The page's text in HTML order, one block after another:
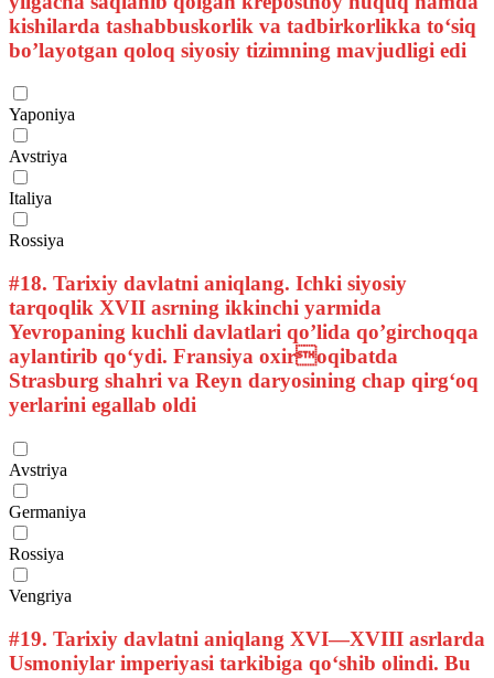
kishilarda tashabbuskorlik va tadbirkorlikka to‘siq
bo’layotgan qoloq siyosiy tizimning mavjudligi edi
Yaponiya
Avstriya
Italiya
Rossiya
#18. Tarixiy davlatni aniqlang. Ichki siyosiy
tarqoqlik XVII asrning ikkinchi yarmida
Yevropaning kuchli davlatlari qo’lida qo’girchoqqa
aylantirib qo‘ydi. Fransiya oxiroqibatda
Strasburg shahri va Reyn daryosining chap qirg‘oq
yerlarini egallab oldi
Avstriya
Germaniya
Rossiya
Vengriya
#19. Tarixiy davlatni aniqlang XVI—XVIII asrlarda
Usmoniylar imperiyasi tarkibiga qo‘shib olindi. Bu